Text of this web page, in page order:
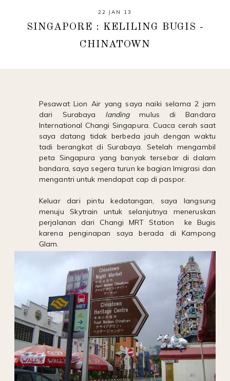
22 JAN 13
SINGAPORE : KELILING BUGIS -
CHINATOWN
Pesawat Lion Air yang saya naiki selama 2 jam
dari Surabaya landingmulus di Bandara
International Changi Singapura. Cuaca cerah saat
saya datang tidak berbeda jauh dengan waktu
tadi berangkat di Surabaya. Setelah mengambil
peta Singapura yang banyak tersebar di dalam
bandara, saya segera turun ke bagian Imigrasi dan
mengantri untuk mendapat cap di paspor.
Keluar dari pintu kedatangan, saya langsung
menuju Skytrain untuk selanjutnya meneruskan
perjalanan dari Changi MRT Station
ke Bugis
karena penginapan saya berada di Kampong
Glam.